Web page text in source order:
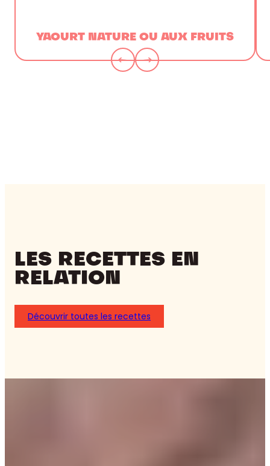
YAOURT NATURE OU AUX FRUITS
LES RECETTES EN
RELATION
Découvrir toutes les recettes